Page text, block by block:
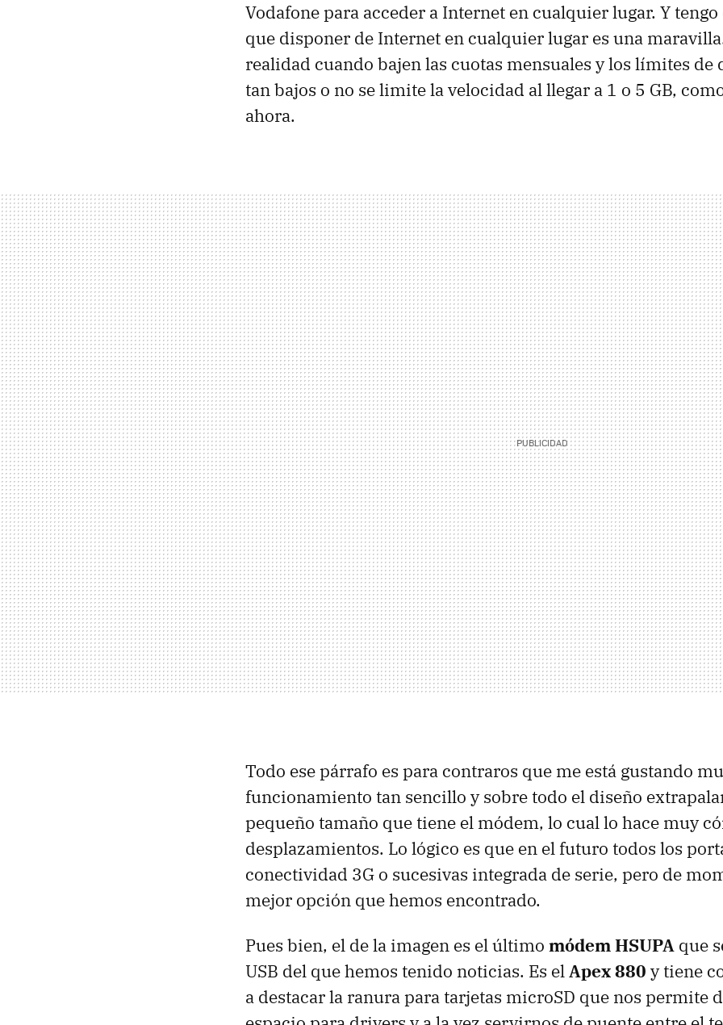
Vodafone para acceder a Internet en cualquier lugar. Y
que disponer de Internet en cualquier lugar es una
realidad cuando bajen las cuotas mensuales y los límites de
tan bajos o no se limite la velocidad al llegar a 1 o 5 GB,
ahora.
Todo ese párrafo es para contraros que me está gustando
funcionamiento tan sencillo y sobre todo el diseño
pequeño tamaño que tiene el módem, lo cual lo hace muy
desplazamientos. Lo lógico es que en el futuro todos los
conectividad 3G o sucesivas integrada de serie, pero de
mejor opción que hemos encontrado.
Pues bien, el de la imagen es el último módem HSUPA que
USB del que hemos tenido noticias. Es elApex 880 y tiene
a destacar la ranura para tarjetas microSD que nos permite